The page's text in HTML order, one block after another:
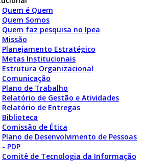
Quem é Quem
Quem Somos
Quem faz pesquisa no Ipea
Missão
Planejamento Estratégico
Metas Institucionais
Estrutura Organizacional
Comunicação
Plano de Trabalho
Relatório de Gestão e Atividades
Relatório de Entregas
Biblioteca
Comissão de Ética
Plano de Desenvolvimento de Pessoas
- PDP
Comitê de Tecnologia da Informação